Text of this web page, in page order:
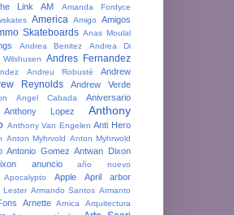
Link
AM
Amanda Fordyce
America Amigo
Amigos
Skateboards Anas Moulal
Andrea Benitez
Andrea Di
Andres Fernandez
Andreu Robusté
Andrew
Reynolds Andrew Verde
Angel Cabada Aniversario
Anthony Lopez
Anthony
Anthony Van Engelen Anti Hero
Anton Myhrvold Anton Myhrwold
Antonio Gomez Antwan Dixon
anuncio
año nuevo
Apocalypto Apple April
arbor
Lester Armando Santos Armanto
Arnette Arnica Arquitectura